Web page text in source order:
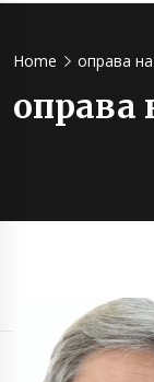
Home оправа
оправа